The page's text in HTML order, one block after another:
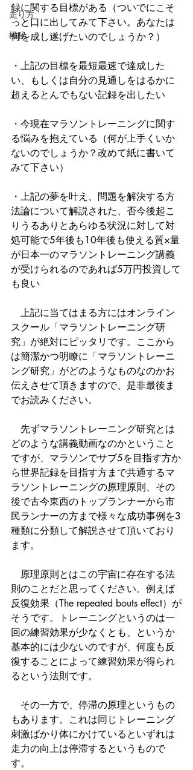
走り方
極秘
録に関する目標がある（ついでにこそ
っと口に出してみて下さい。あなたは
何を成し遂げたいのでしょうか？）
・上記の目標を最短最速で達成した
い、もしくは自分の見通しをはるかに
超えるとんでもない記録を出したい
・今現在マラソントレーニングに関す
る悩みを抱えている（何が上手くいか
ないのでしょうか？改めて紙に書いて
みて下さい）
・上記の夢を叶え、問題を解決する方
法論について解説された、否今後起こ
りうるありとあらゆる状況に対して対
処可能で5年後も10年後も使える質×量
が日本一のマラソントレーニング講義
が受けられるのであれば5万円投資して
も良い
上記に当てはまる方にはオンライン
スクール「マラソントレーニング研
究」が絶対にピッタリです。ここから
は簡潔かつ明瞭に「マラソントレーニ
ング研究」がどのようなものなのかお
伝えさせて頂きますので、是非最後ま
でお読みください。
先ずマラソントレーニング研究とは
どのような講義動画なのかということ
ですが、マラソンでサブ5を目指す方か
ら世界記録を目指す方まで共通するマ
ラソントレーニングの原理原則、その
後で古今東西のトップランナーから市
民ランナーの方まで様々な成功事例を3
種類に分類して解説させて頂いており
ます。
原理原則とはこの宇宙に存在する法
則のことだと思ってください。例えば
反復効果（The repeated bouts effect）が
そうです。トレーニングというのは一
回の練習効果が少なくとも、というか
基本的には少ないのですが、何度も反
復することによって練習効果が得られ
るという法則です。
その一方で、停滞の原理というもの
もあります。これは同じトレーニング
刺激ばかり体にかけているといずれは
走力の向上は停滞するというもので
す。